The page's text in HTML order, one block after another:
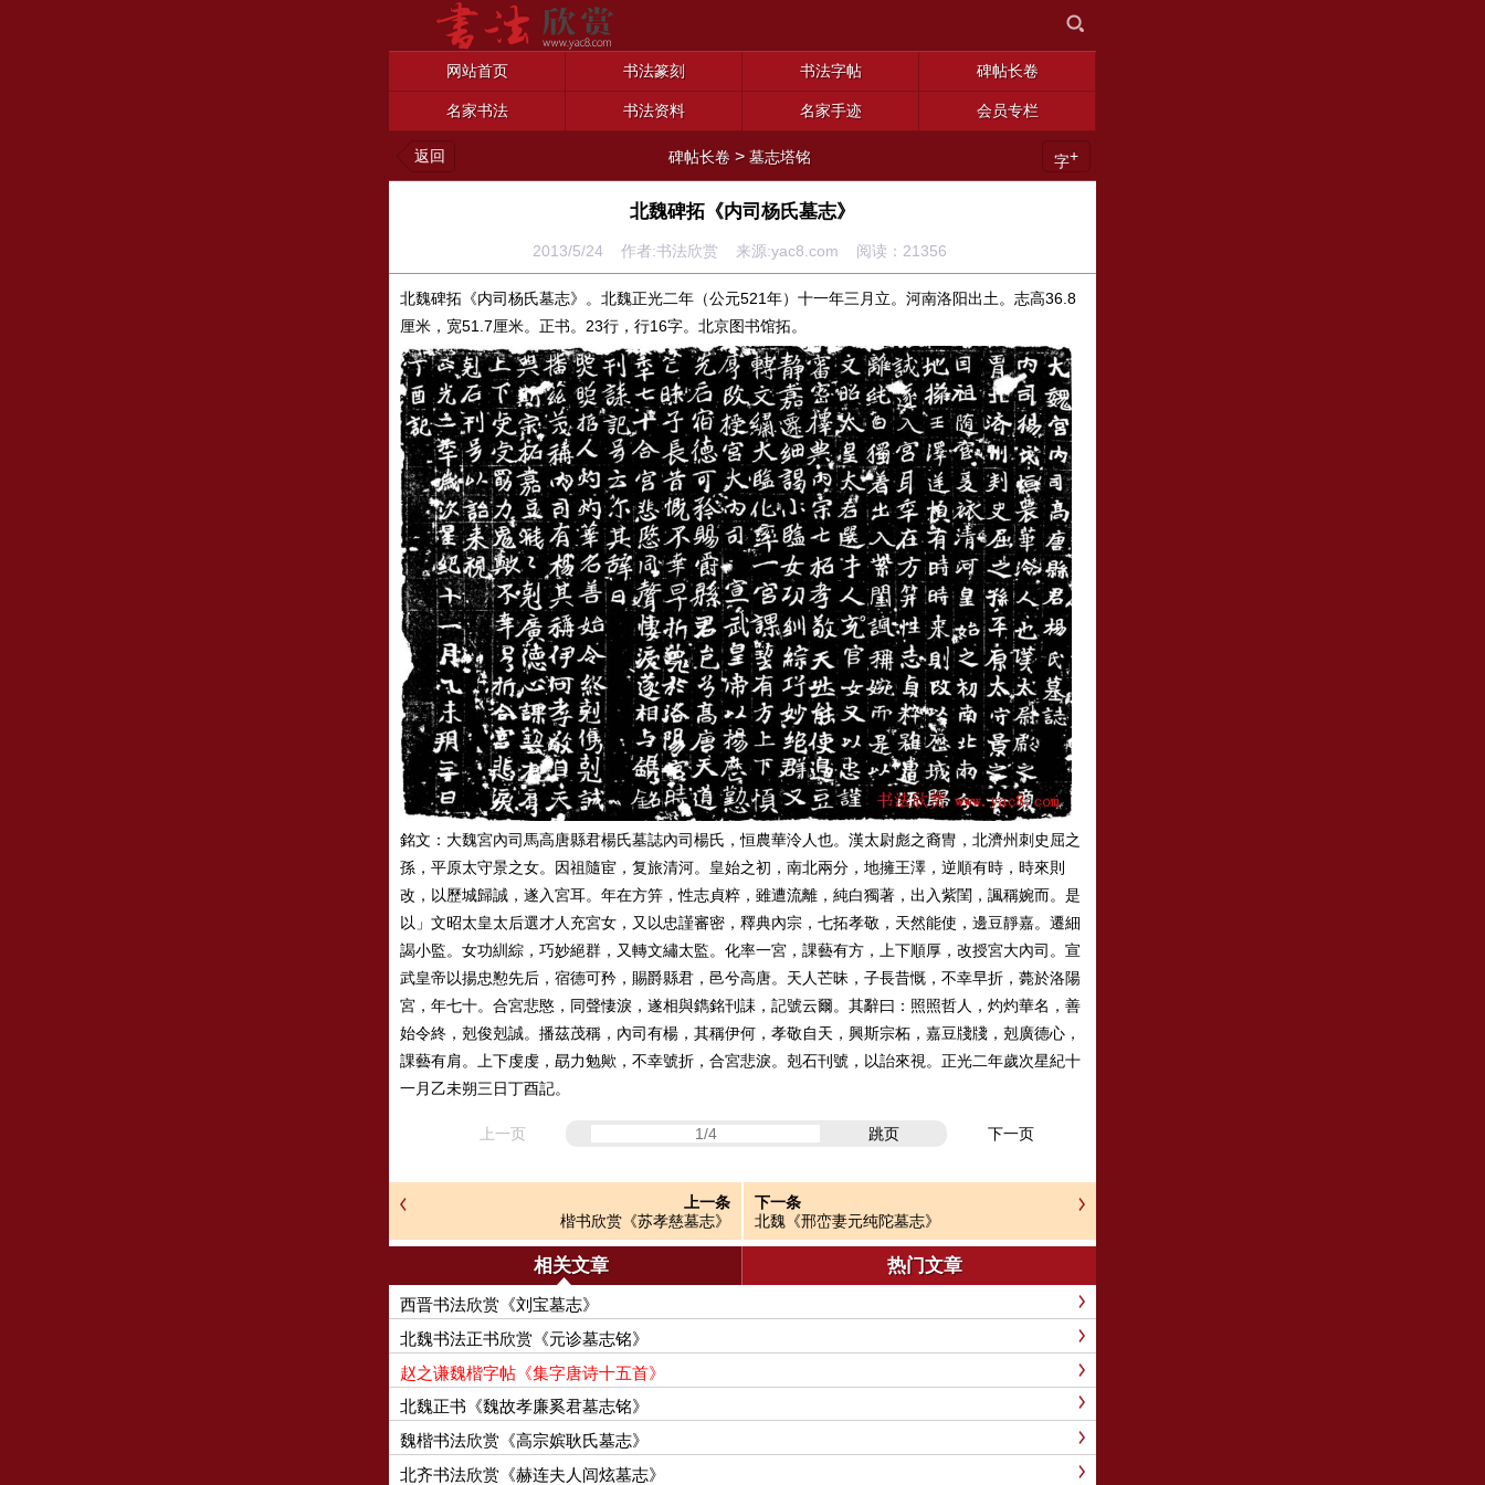
网站首页 书法篆刻 书法字帖 碑帖长卷
名家书法 书法资料 名家手迹 会员专栏
返回 碑帖长卷 >墓志塔铭 字+
北魏碑拓《内司杨氏墓志》
2013/5/24 作者:书法欣赏 来源:yac8.com 阅读： 21356
北魏碑拓《内司杨氏墓志》。北魏正光二年（公元521年）十一年三月立。河南洛阳出土。志高36.8
厘米，宽51.7厘米。正书。23行，行16字。北京图书馆拓。
銘文：大魏宮內司馬高唐縣君楊氏墓誌內司楊氏，恒農華泠人也。漢太尉彪之裔冑，北濟州刺史屈之
孫，平原太守景之女。因祖隨宦，复旅清河。皇始之初，南北兩分，地擁王澤，逆順有時，時來則
改，以歷城歸誠，遂入宮耳。年在方笄，性志貞粹，雖遭流離，純白獨著，出入紫閨，諷稱婉而。是
以」文昭太皇太后選才人充宮女，又以忠謹審密，釋典內宗，七拓孝敬，天然能使，邊豆靜嘉。遷細
謁小監。女功紃綜，巧妙絕群，又轉文繡太監。化率一宮，課藝有方，上下順厚，改授宮大內司。宣
武皇帝以揚忠懃先后，宿德可矜，賜爵縣君，邑兮高唐。天人芒昧，子長昔慨，不幸早折，薨於洛陽
宮，年七十。合宮悲愍，同聲悽淚，遂相與鐫銘刊誄，記號云爾。其辭曰：照照哲人，灼灼華名，善
始令終，剋俊剋誠。播茲茂稱，內司有楊，其稱伊何，孝敬自天，興斯宗柘，嘉豆牋牋，剋廣德心，
課藝有肩。上下虔虔，勗力勉歟，不幸號折，合宮悲淚。剋石刊號，以詒來視。正光二年歲次星紀十
一月乙未朔三日丁酉記。
上一页 跳页 下一页
上一条
楷书欣赏《苏孝慈墓志》
下一条
北魏《邢峦妻元纯陀墓志》
相关文章 热门文章
西晋书法欣赏《刘宝墓志》
北魏书法正书欣赏《元诊墓志铭》
赵之谦魏楷字帖《集字唐诗十五首》
北魏正书《魏故孝廉奚君墓志铭》
魏楷书法欣赏《高宗嫔耿氏墓志》
北齐书法欣赏《赫连夫人闾炫墓志》